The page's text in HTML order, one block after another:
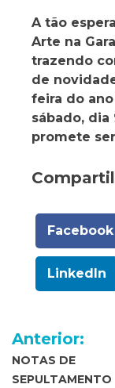
A tão
Arte na
trazendo
de
feira do
sábado, dia
promete
Facebook
LinkedIn
de
Anterior:
NOTAS DE
SEPULTAMENTO